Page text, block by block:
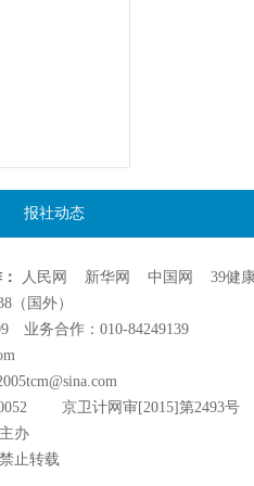
报社动态
人民网 新华网 中国网 39健
（国外）
业务合作：010-84249139
京卫计网审[2015]第2493号
办
止转载